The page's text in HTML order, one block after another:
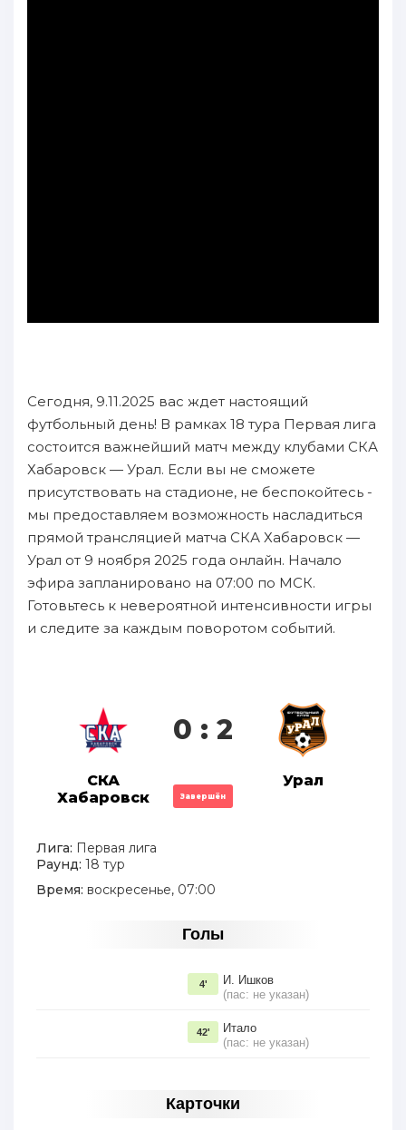
Сегодня, 9.11.2025 вас ждет настоящий
футбольный день! В рамках 18 тура Первая лига
состоится важнейший матч между клубами СКА
Хабаровск — Урал. Если вы не сможете
присутствовать на стадионе, не беспокойтесь -
мы предоставляем возможность насладиться
прямой трансляцией матча СКА Хабаровск —
Урал от 9 ноября 2025 года онлайн. Начало
эфира запланировано на 07:00 по МСК.
Готовьтесь к невероятной интенсивности игры
и следите за каждым поворотом событий.
СКА
Хабаровск
0 : 2
Завершён
Урал
Лига: Первая лига
Раунд: 18 тур
Время: воскресенье, 07:00
Голы
И. Ишков
(пас: не указан)
4'
Итало
(пас: не указан)
42'
Карточки